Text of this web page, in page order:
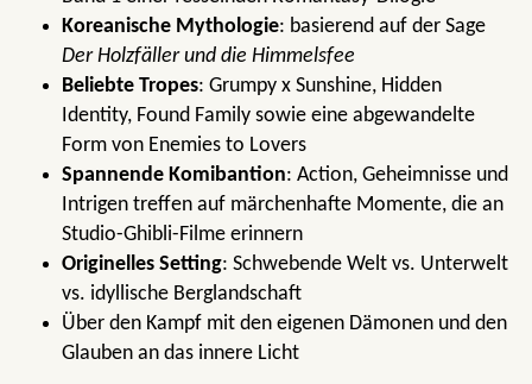
Koreanische Mythologie: basierend auf der Sage
Der Holzfäller und die Himmelsfee
Beliebte Tropes: Grumpy x Sunshine, Hidden
Identity, Found Family sowie eine abgewandelte
Form von Enemies to Lovers
Spannende Komibantion: Action, Geheimnisse und
Intrigen treffen auf märchenhafte Momente, die an
Studio-Ghibli-Filme erinnern
Originelles Setting: Schwebende Welt vs. Unterwelt
vs. idyllische Berglandschaft
Über den Kampf mit den eigenen Dämonen und den
Glauben an das innere Licht